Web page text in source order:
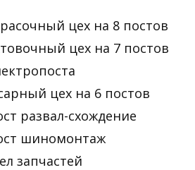
цех на 8 постов
цех на 7 постов
цех на 6 постов
развал-схождение
шиномонтаж
запчастей